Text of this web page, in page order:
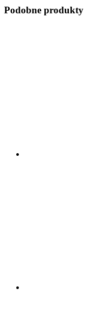
Podobne produkty